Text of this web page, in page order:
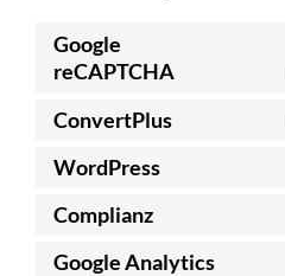
Google
reCAPTCHA
ConvertPlus
WordPress
Complianz
Google Analytics